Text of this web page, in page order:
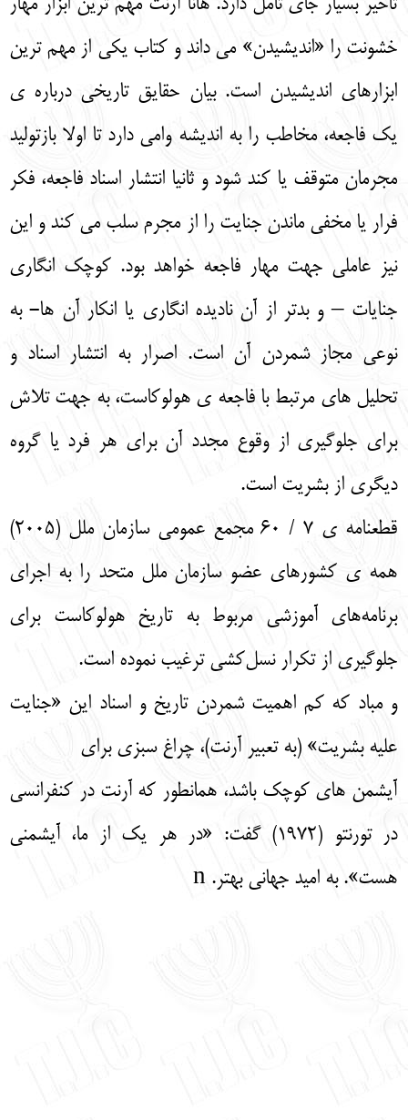
خشونت را «اندیشیدن» می داند و کتاب یکی از مهم ترین
ابزارهای اندیشیدن است. بیان حقایق تاریخی درباره ی
یک فاجعه، مخاطب را به اندیشه وامی دارد تا اولا بازتولید
مجرمان متوقف یا کند شود و ثانیا انتشار اسناد فاجعه، فکر
فرار یا مخفی ماندن جنایت را از مجرم سلب می کند و این
نیز عاملی جهت مهار فاجعه خواهد بود. کوچک انگاری
جنایات – و بدتر از آن نادیده انگاری یا انکار آن ها- به
نوعی مجاز شمردن آن است. اصرار به انتشار اسناد و
تحلیل های مرتبط با فاجعه ی هولوکاست، به جهت تلاش
برای جلوگیری از وقوع مجدد آن برای هر فرد یا گروه
دیگری از بشریت است.
قطعنامه ی 7 / 60 مجمع عمومی سازمان ملل (2005)
همه ی کشورهای عضو سازمان ملل متحد را به اجرای
برنامه‌های آموزشی مربوط به تاریخ هولوکاست برای
جلوگیری از تکرار نسل‌کشی ترغیب نموده است.
و مباد که کم اهمیت شمردن تاریخ و اسناد این «جنایت
علیه بشریت» (به تعبیر آرنت)، چراغ سبزی برای
آیشمن های کوچک باشد، همانطور که آرنت در کنفرانسی
در تورنتو (1972) گفت: «در هر یک از ما، آیشمنی
هست». به امید جهانی بهتر. n